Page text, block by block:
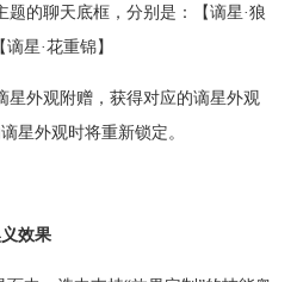
的聊天底框，分别是：【谪星·狼
星·花重锦】
星外观附赠，获得对应的谪星外观
星外观时将重新锁定。
效果